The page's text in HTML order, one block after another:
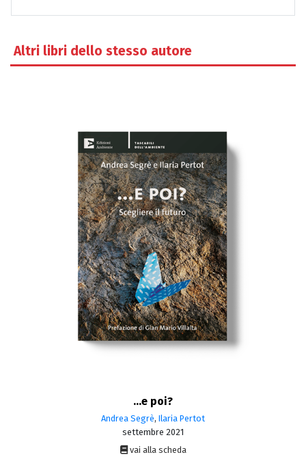
Altri libri dello stesso autore
...e poi?
Andrea Segrè, Ilaria Pertot
settembre 2021
vai alla scheda